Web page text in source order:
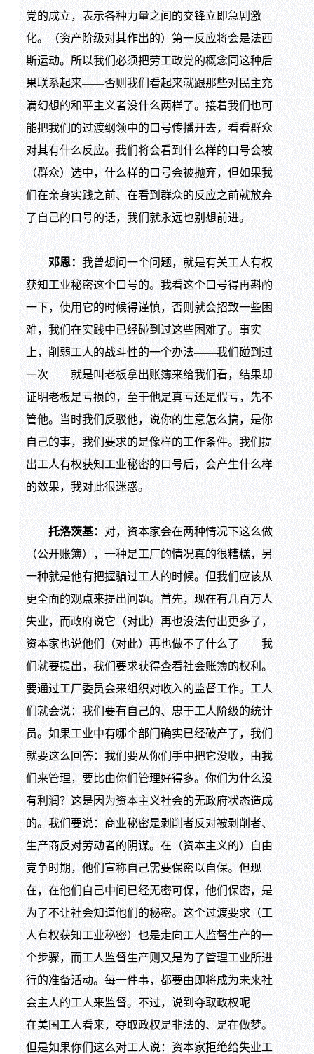
党的成立，表示各种力量之间的交锋立即急剧激
化。（资产阶级对其作出的）第一反应将会是法西
斯运动。所以我们必须把劳工政党的概念同这种后
果联系起来——否则我们看起来就跟那些对民主充
满幻想的和平主义者没什么两样了。接着我们也可
能把我们的过渡纲领中的口号传播开去，看看群众
对其有什么反应。我们将会看到什么样的口号会被
（群众）选中，什么样的口号会被抛弃，但如果我
们在亲身实践之前、在看到群众的反应之前就放弃
了自己的口号的话，我们就永远也别想前进。
邓恩： 我曾想问一个问题，就是有关工人有权
获知工业秘密这个口号的。我看这个口号得再斟酌
一下，使用它的时候得谨慎，否则就会招致一些困
难，我们在实践中已经碰到过这些困难了。事实
上，削弱工人的战斗性的一个办法——我们碰到过
一次——就是叫老板拿出账簿来给我们看，结果却
证明老板是亏损的，至于他是真亏还是假亏，先不
管他。当时我们反驳他，说你的生意怎么搞，是你
自己的事，我们要求的是像样的工作条件。我们提
出工人有权获知工业秘密的口号后，会产生什么样
的效果，我对此很迷惑。
托洛茨基： 对，资本家会在两种情况下这么做
（公开账簿），一种是工厂的情况真的很糟糕，另
一种就是他有把握骗过工人的时候。但我们应该从
更全面的观点来提出问题。首先，现在有几百万人
失业，而政府说它（对此）再也没法付出更多了，
资本家也说他们（对此）再也做不了什么了——我
们就要提出，我们要求获得查看社会账簿的权利。
要通过工厂委员会来组织对收入的监督工作。工人
们就会说：我们要有自己的、忠于工人阶级的统计
员。如果工业中有哪个部门确实已经破产了，我们
就要这么回答：我们要从你们手中把它没收，由我
们来管理，要比由你们管理好得多。你们为什么没
有利润？这是因为资本主义社会的无政府状态造成
的。我们要说：商业秘密是剥削者反对被剥削者、
生产商反对劳动者的阴谋。在（资本主义的）自由
竞争时期，他们宣称自己需要保密以自保。但现
在，在他们自己中间已经无密可保，他们保密，是
为了不让社会知道他们的秘密。这个过渡要求（工
人有权获知工业秘密）也是走向工人监督生产的一
个步骤，而工人监督生产则又是为了管理工业所进
行的准备活动。每一件事，都要由即将成为未来社
会主人的工人来监督。不过，说到夺取政权呢——
在美国工人看来，夺取政权是非法的、是在做梦。
但是如果你们这么对工人说：资本家拒绝给失业工